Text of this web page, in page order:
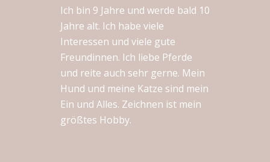
Ich bin 9 Jahre und werde bald 10
Jahre alt. Ich habe viele
Interessen und viele gute
Freundinnen. Ich liebe Pferde
und reite auch sehr gerne. Mein
Hund und meine Katze sind mein
Ein und Alles. Zeichnen ist mein
größtes Hobby.